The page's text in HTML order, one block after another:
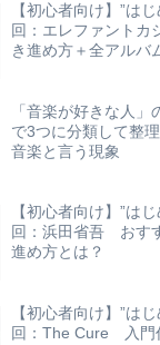
【初心者向け】”は
回：エレファント
き進め方＋全アルバ
「音楽が好きな人
で3つに分類して整
音楽と言う現象
【初心者向け】”は
回：浜田省吾 おす
進め方とは？
【初心者向け】”は
回：The Cure 入門